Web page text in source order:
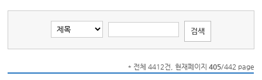
* 전체 4412건, 현재페이지 405/442 page